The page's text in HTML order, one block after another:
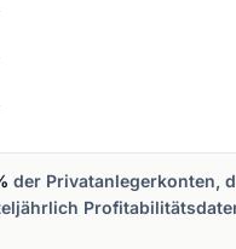
der Privatanlegerkonten,